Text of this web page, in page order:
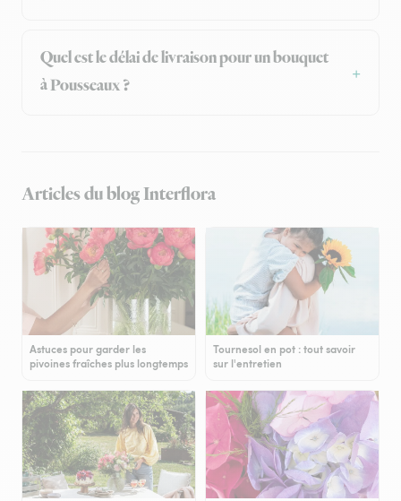
Quel est le délai de livraison pour un bouquet
à Pousseaux ?
Articles du blog Interflora
Astuces pour garder les
pivoines fraîches plus longtemps
Tournesol en pot : tout savoir
sur l'entretien